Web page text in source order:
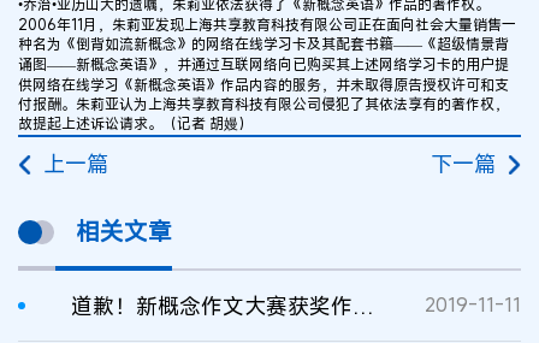
2006年11月，朱莉亚发现上海共享教育科技有限公司正在面向社会大量销售一
种名为《倒背如流新概念》的网络在线学习卡及其配套书籍——《超级情景背
诵图——新概念英语》，并通过互联网络向已购买其上述网络学习卡的用户提
供网络在线学习《新概念英语》作品内容的服务，并未取得原告授权许可和支
付报酬。朱莉亚认为上海共享教育科技有限公司侵犯了其依法享有的著作权，
故提起上述诉讼请求。（记者 胡嫚）
上一篇 下一篇
相关文章
道歉！新概念作文大赛获奖作品抄袭 2019-11-11